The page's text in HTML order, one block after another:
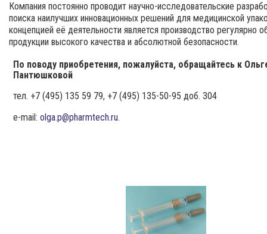
Компания постоянно проводит научно-исследовательские
поиска наилучших инновационных решений для медицинской
концепцией её деятельности является производство регулярно
продукции высокого качества и абсолютной безопасности.
По поводу приобретения, пожалуйста, обращайтесь к
Пантюшковой
тел. +7 (495) 135 59 79, +7 (495) 135-50-95 доб. 304
e-mail: olga.p@pharmtech.ru.